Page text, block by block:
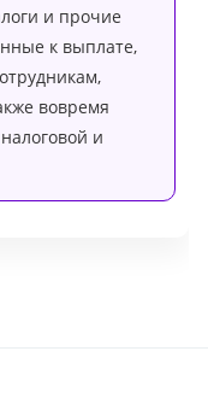
и прочие
к выплате,
вовремя
и